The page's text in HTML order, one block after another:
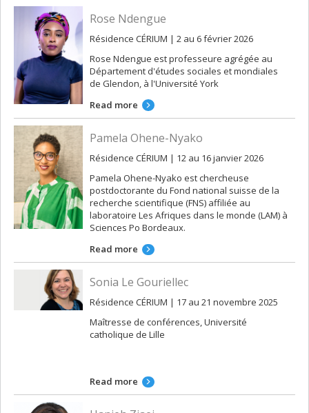
Rose Ndengue
Résidence CÉRIUM | 2 au 6 février 2026
Rose Ndengue est professeure agrégée au
Département d'études sociales et mondiales
de Glendon, à l'Université York
Read more
Pamela Ohene-Nyako
Résidence CÉRIUM | 12 au 16 janvier 2026
Pamela Ohene-Nyako est chercheuse
postdoctorante du Fond national suisse de la
recherche scientifique (FNS) affiliée au
laboratoire Les Afriques dans le monde (LAM) à
Sciences Po Bordeaux.
Read more
Sonia Le Gouriellec
Résidence CÉRIUM | 17 au 21 novembre 2025
Maîtresse de conférences, Université
catholique de Lille
Read more